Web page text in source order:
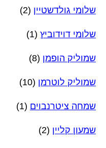
שלומי גולדשטיין (2)
שלומי דוידוביץ (1)
שמוליק הופמן (8)
שמוליק לוטרמן (10)
שמחה ציטרנבוים (1)
שמעון קליין (2)